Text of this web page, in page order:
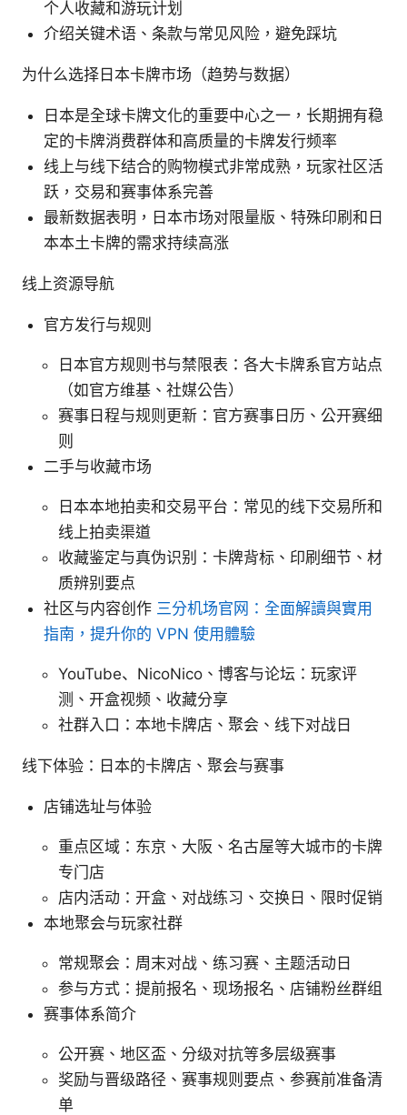
个人收藏和游玩计划
介绍关键术语、条款与常见风险，避免踩坑
为什么选择日本卡牌市场（趋势与数据）
日本是全球卡牌文化的重要中心之一，长期拥有稳
定的卡牌消费群体和高质量的卡牌发行频率
线上与线下结合的购物模式非常成熟，玩家社区活
跃，交易和赛事体系完善
最新数据表明，日本市场对限量版、特殊印刷和日
本本土卡牌的需求持续高涨
线上资源导航
官方发行与规则
日本官方规则书与禁限表：各大卡牌系官方站点
（如官方维基、社媒公告）
赛事日程与规则更新：官方赛事日历、公开赛细
则
二手与收藏市场
日本本地拍卖和交易平台：常见的线下交易所和
线上拍卖渠道
收藏鉴定与真伪识别：卡牌背标、印刷细节、材
质辨别要点
社区与内容创作 三分机场官网：全面解讀與實用
指南，提升你的 VPN 使用體驗
YouTube、NicoNico、博客与论坛：玩家评
测、开盒视频、收藏分享
社群入口：本地卡牌店、聚会、线下对战日
线下体验：日本的卡牌店、聚会与赛事
店铺选址与体验
重点区域：东京、大阪、名古屋等大城市的卡牌
专门店
店内活动：开盒、对战练习、交换日、限时促销
本地聚会与玩家社群
常规聚会：周末对战、练习赛、主题活动日
参与方式：提前报名、现场报名、店铺粉丝群组
赛事体系简介
公开赛、地区盃、分级对抗等多层级赛事
奖励与晋级路径、赛事规则要点、参赛前准备清
单